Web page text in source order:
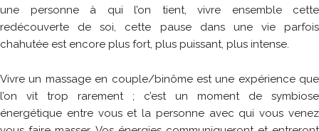
une personne à qui l’on tient, vivre ensemble cette
redécouverte de soi, cette pause dans une vie parfois
chahutée est encore plus fort, plus puissant, plus intense.
Vivre un massage en couple/binôme est une expérience que
l’on vit trop rarement ; c’est un moment de symbiose
énergétique entre vous et la personne avec qui vous venez